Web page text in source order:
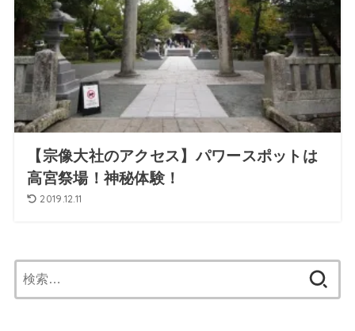
【宗像大社のアクセス】パワースポットは
高宮祭場！神秘体験！
2019.12.11
索: